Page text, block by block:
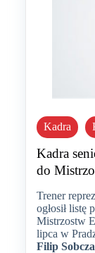
Kadra
Kadra
do
Trener
ogłosił listę
Mistrzostw
lipca w
Filip